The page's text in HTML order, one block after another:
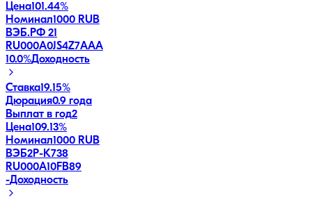
Цена101.44%
Номинал1000 RUB
ВЭБ.РФ 21
RU000A0JS4Z7AAA
10.0%Доходность
Ставка19.15%
Дюрация0.9 года
Выплат в год2
Цена109.13%
Номинал1000 RUB
ВЭБ2Р-К738
RU000A10FB89
-Доходность